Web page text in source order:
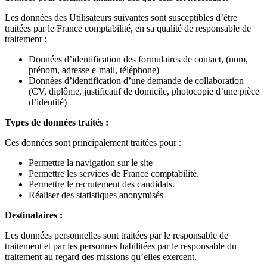
Les données des Utilisateurs suivantes sont susceptibles d’être
traitées par le France comptabilité, en sa qualité de responsable de
traitement :
Données d’identification des formulaires de contact, (nom,
prénom, adresse e-mail, téléphone)
Données d’identification d’une demande de collaboration
(CV, diplôme, justificatif de domicile, photocopie d’une pièce
d’identité)
Types de données traités :
Ces données sont principalement traitées pour :
Permettre la navigation sur le site
Permettre les services de France comptabilité.
Permettre le recrutement des candidats.
Réaliser des statistiques anonymisés
Destinataires :
Les données personnelles sont traitées par le responsable de
traitement et par les personnes habilitées par le responsable du
traitement au regard des missions qu’elles exercent.